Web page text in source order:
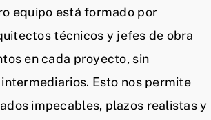
equipo está formado por
técnicos y jefes de obra
en cada proyecto, sin
Esto nos permite
impecables, plazos realistas y